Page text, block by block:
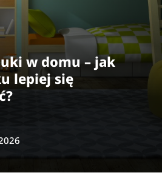
w domu – jak
lepiej się